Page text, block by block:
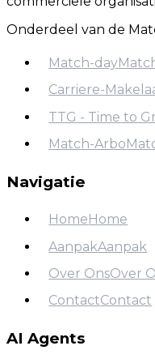
Onderdeel van de
Match-day
Match-day
Carriere-
Carriere-
TTG - Time to
TTG - Time to
Match-Arbo
Match-Arbo
Navigatie
Home
Home
Home
Aanpak
Aanpak
Aanpak
Over Ons
Over Ons
Over
ContactContact
AI Agents